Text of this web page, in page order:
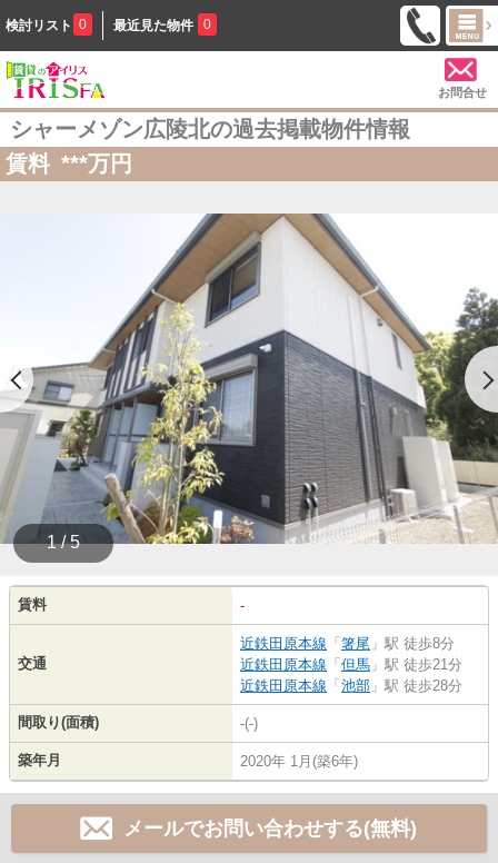
検討リスト 0 最近見た物件 0
お問合せ
シャーメゾン広陵北の過去掲載物件情報
賃料 ***万円
1 / 5
賃料 -
交通
近鉄田原本線 「 箸尾 」駅 徒歩8分
近鉄田原本線 「 但馬 」駅 徒歩21分
近鉄田原本線 「 池部 」駅 徒歩28分
間取り(面積) -(-)
築年月 2020年 1月(築6年)
メールでお問い合わせする(無料)